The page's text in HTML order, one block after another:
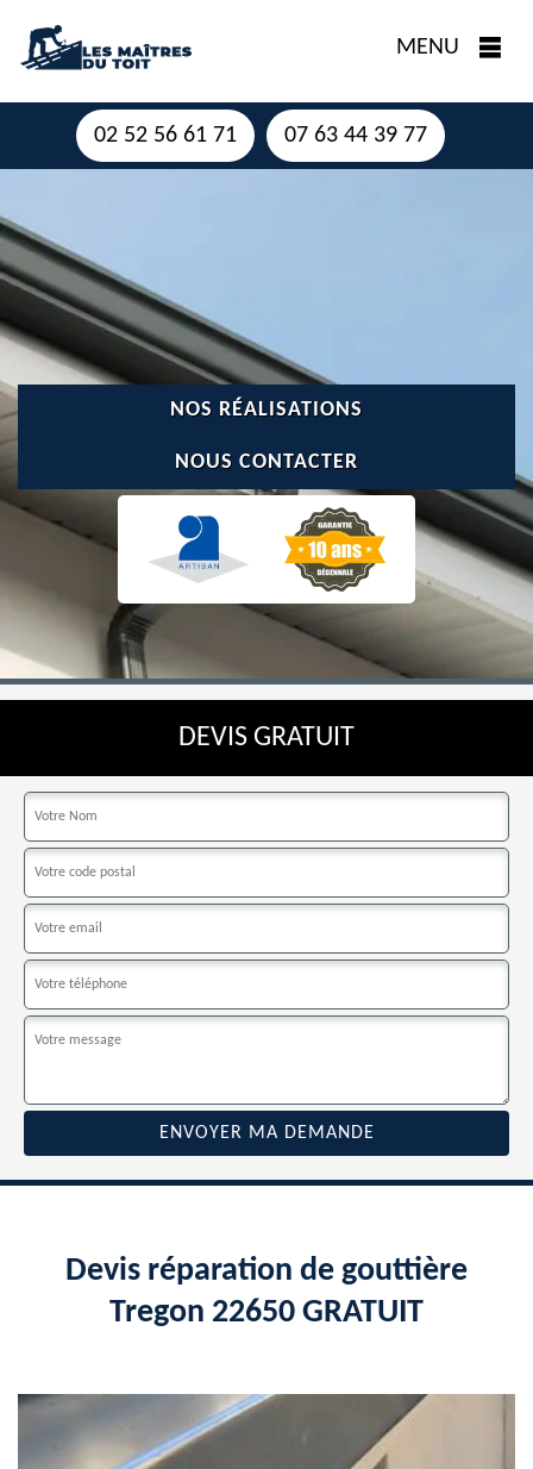
MENU
02 52 56 61 71 07 63 44 39 77
NOS RÉALISATIONS
NOUS CONTACTER
DEVIS GRATUIT
Devis réparation de gouttière
Tregon 22650 GRATUIT